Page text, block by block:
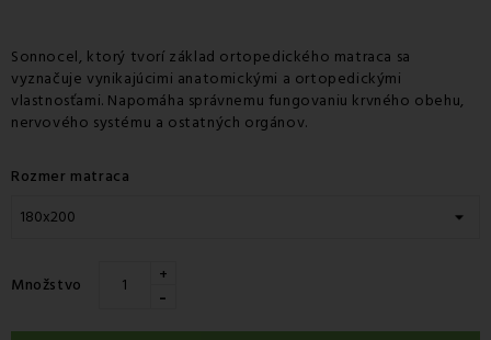
Sonnocel, ktorý tvorí základ ortopedického matraca sa
vyznačuje vynikajúcimi anatomickými a ortopedickými
vlastnosťami. Napomáha správnemu fungovaniu krvného obehu,
nervového systému a ostatných orgánov.
Rozmer matraca
Množstvo +
-